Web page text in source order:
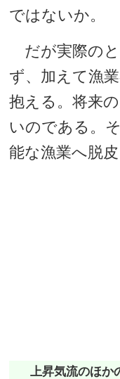
ではないか。
だが実際のと
ず、加えて漁
抱える。将来
いのである。
能な漁業へ脱
上昇気流のほか